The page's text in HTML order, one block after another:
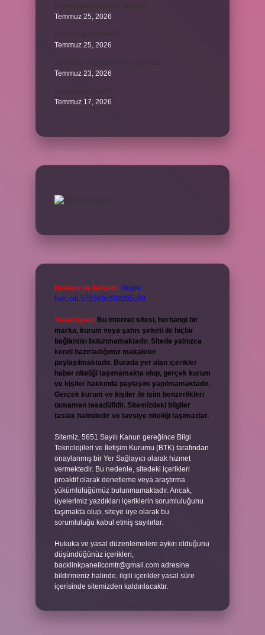
Temmuz 25, 2026
Temmuz 25, 2026
Temmuz 23, 2026
Temmuz 17, 2026
Reklam ve İletişim: Skype:
live:.cid.575569c608265c69
Yasal Uyarı: Bu internet sitesi, herhangi bir
marka, kurum veya şahıs şirketi ile hiçbir
bağlantısı bulunmamaktadır. Sitede yalnızca
kendi hazırladığımız makaleler
paylaşılmaktadır. Burada yer alan içerikler
haber niteliği taşımamakta olup, gerçek kurum
ve kişiler hakkında paylaşım yapılmamaktadır.
Gerçek kurum ve kişiler ile isim benzerlikleri
tamamen tesadüfidir. Sitemizdeki bilgiler
taslak halindedir ve tavsiye niteliği taşımazlar.
Sitemiz, 5651 Sayılı Kanun gereğince Bilgi
Teknolojileri ve İletişim Kurumu (BTK) tarafından
onaylanmış bir Yer Sağlayıcı olarak hizmet
vermektedir. Bu nedenle, sitedeki içerikleri
proaktif olarak denetleme veya araştırma
yükümlülüğümüz bulunmamaktadır. Ancak,
üyelerimiz yazdıkları içeriklerin sorumluluğunu
taşımakta olup, siteye üye olarak bu
sorumluluğu kabul etmiş sayılırlar.
Hukuka ve yasal düzenlemelere aykırı olduğunu
düşündüğünüz içerikleri,
backlinkpanelicomtr@gmail.com adresine
bildirmeniz halinde, ilgili içerikler yasal süre
içerisinde sitemizden kaldırılacaktır.